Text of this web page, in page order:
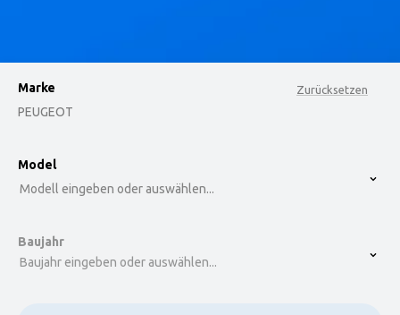
Zurücksetzen
Marke
PEUGEOT
option , selected.
Model
Modell eingeben oder auswählen...
Baujahr
Baujahr eingeben oder auswählen...